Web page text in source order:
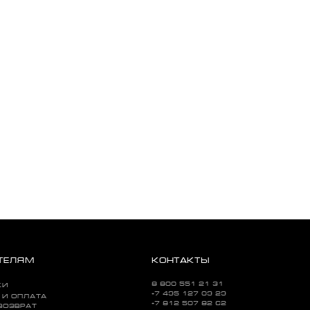
И ОПЛАТА
КОНТАКТЫ
8 800 551 21 31
+7 495 127 09 29
+7 812 507 82 62